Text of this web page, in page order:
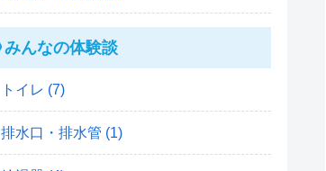
みんなの体験談
トイレ (7)
排水口・排水管 (1)